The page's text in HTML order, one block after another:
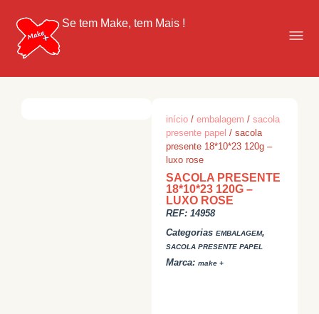
Se tem Make, tem Mais !
início /embalagem /sacola
presente papel / sacola
presente 18*10*23 120g –
luxo rose
SACOLA PRESENTE
18*10*23 120G –
LUXO ROSE
REF:14958
Categorias EMBALAGEM,
SACOLA PRESENTE PAPEL
Marca:make +